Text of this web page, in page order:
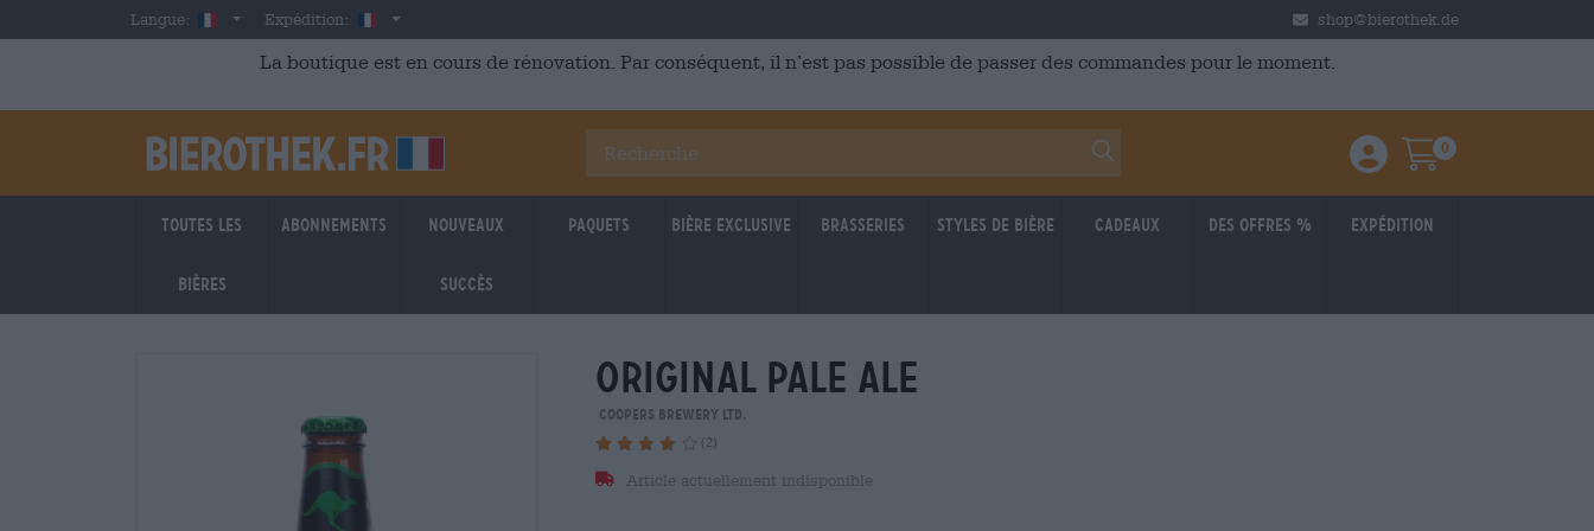
Skip to main contentLangue: FrenchExpédition: France shop@bierothek.de
La boutique est en cours de rénovation. Par conséquent, il n’est pas possible de passer des commandes pour le moment.
Einloggen / Anmelden
Warenkorb
0
Toutes les
bières
Abonnements Nouveaux
succès
Paquets Bière Exclusive Brasseries Styles de bière Cadeaux Des offres % Expédition
original pale ale
Coopers Brewery Ltd.
(2)
Article actuellement indisponible